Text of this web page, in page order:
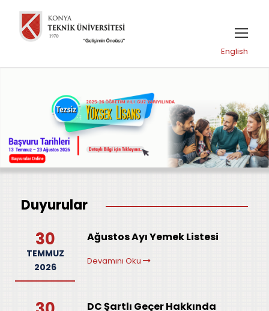
English
Duyurular
30
TEMMUZ
2026
Ağustos Ayı Yemek Listesi
Devamını Oku
DC Şartlı Geçer Hakkında